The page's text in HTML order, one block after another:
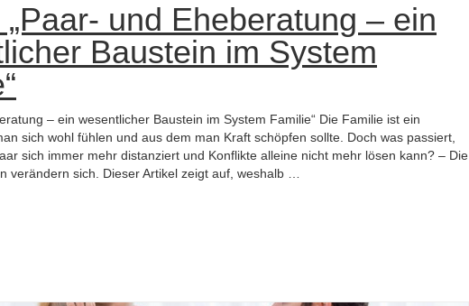
und Eheberatung – ein
Baustein im System
– ein wesentlicher Baustein im System Familie“ Die Familie ist ein
sich wohl fühlen und aus dem man Kraft schöpfen sollte. Doch was passiert,
sich immer mehr distanziert und Konflikte alleine nicht mehr lösen kann? – Die
verändern sich. Dieser Artikel zeigt auf, weshalb …